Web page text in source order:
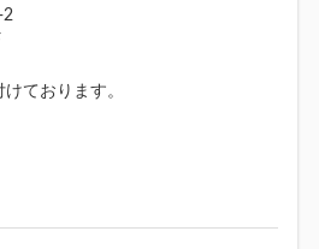
2
ております。